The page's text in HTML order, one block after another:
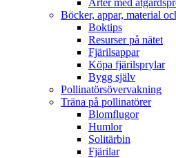
Böcker, appar, material
Boktips
Resurser på nätet
Fjärilsappar
Köpa fjärilsprylar
Bygg själv
Pollinatörsövervakning
Träna på pollinatörer
Blomflugor
Humlor
Solitärbin
Fjärilar